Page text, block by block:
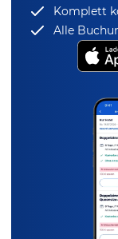
Komplett
Alle